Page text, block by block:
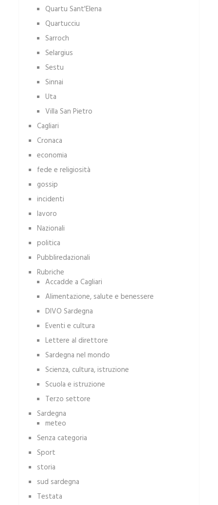
Quartu Sant'Elena
Quartucciu
Sarroch
Selargius
Sestu
Sinnai
Uta
Villa San Pietro
Cagliari
Cronaca
economia
fede e religiosità
gossip
incidenti
lavoro
Nazionali
politica
Pubbliredazionali
Rubriche
Accadde a Cagliari
Alimentazione, salute e benessere
DIVO Sardegna
Eventi e cultura
Lettere al direttore
Sardegna nel mondo
Scienza, cultura, istruzione
Scuola e istruzione
Terzo settore
Sardegna
meteo
Senza categoria
Sport
storia
sud sardegna
Testata